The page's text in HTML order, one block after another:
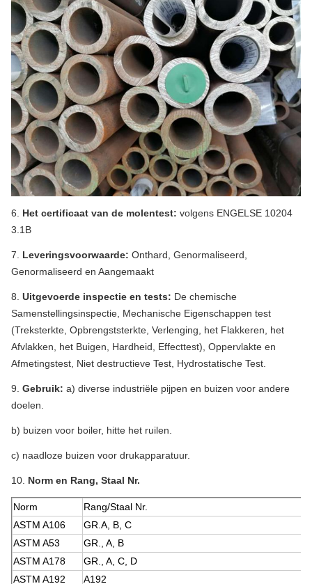
6. Het certificaat van de molentest: volgens ENGELSE 10204
3.1B
7. Leveringsvoorwaarde: Onthard, Genormaliseerd,
Genormaliseerd en Aangemaakt
8. Uitgevoerde inspectie en tests: De chemische
Samenstellingsinspectie, Mechanische Eigenschappen test
(Treksterkte, Opbrengststerkte, Verlenging, het Flakkeren, het
Afvlakken, het Buigen, Hardheid, Effecttest), Oppervlakte en
Afmetingstest, Niet destructieve Test, Hydrostatische Test.
9. Gebruik: a) diverse industriële pijpen en buizen voor andere
doelen.
b) buizen voor boiler, hitte het ruilen.
c) naadloze buizen voor drukapparatuur.
10. Norm en Rang, Staal Nr.
Norm
Rang/Staal Nr.
ASTM A106
GR.A, B, C
ASTM A53
GR., A, B
ASTM A178
GR., A, C, D
ASTM A192
A192